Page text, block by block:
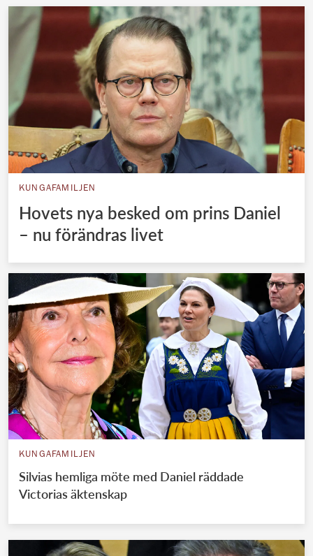
KUNGAFAMILJEN
Hovets nya besked om prins Daniel
– nu förändras livet
KUNGAFAMILJEN
Silvias hemliga möte med Daniel räddade
Victorias äktenskap